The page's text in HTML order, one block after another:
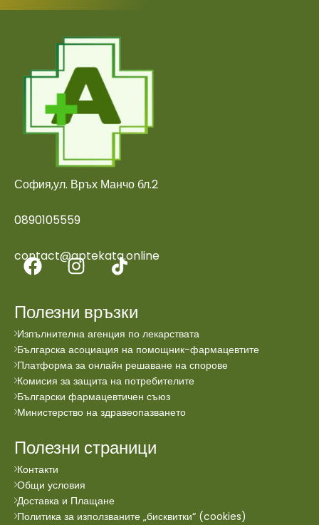
София,ул. Връх Манчо бл.2
0890105559
contact@aptekata.online
Полезни връзки
Изпълнителна агенция по лекарствата
Българска асоциация на помощник-фармацевтите
Платформа за онлайн решаване на спорове
Комисия за защита на потребителите
Български фармацевтичен съюз
Министерство на здравеопазването
Полезни страници
Контакти
Общи условия
Доставка и Плащане
Политика за използваните „бисквитки“ (cookies)